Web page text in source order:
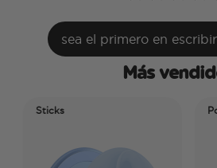
sea el primero en
Más
Sticks